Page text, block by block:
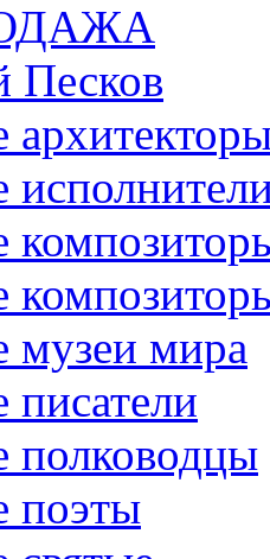
Песков
музеи мира
писатели
полководцы
поэты